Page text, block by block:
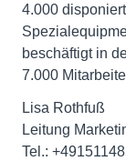
4.000
beschäftigt in
7.000
Lisa Rothfuß
Leitung
Tel.: